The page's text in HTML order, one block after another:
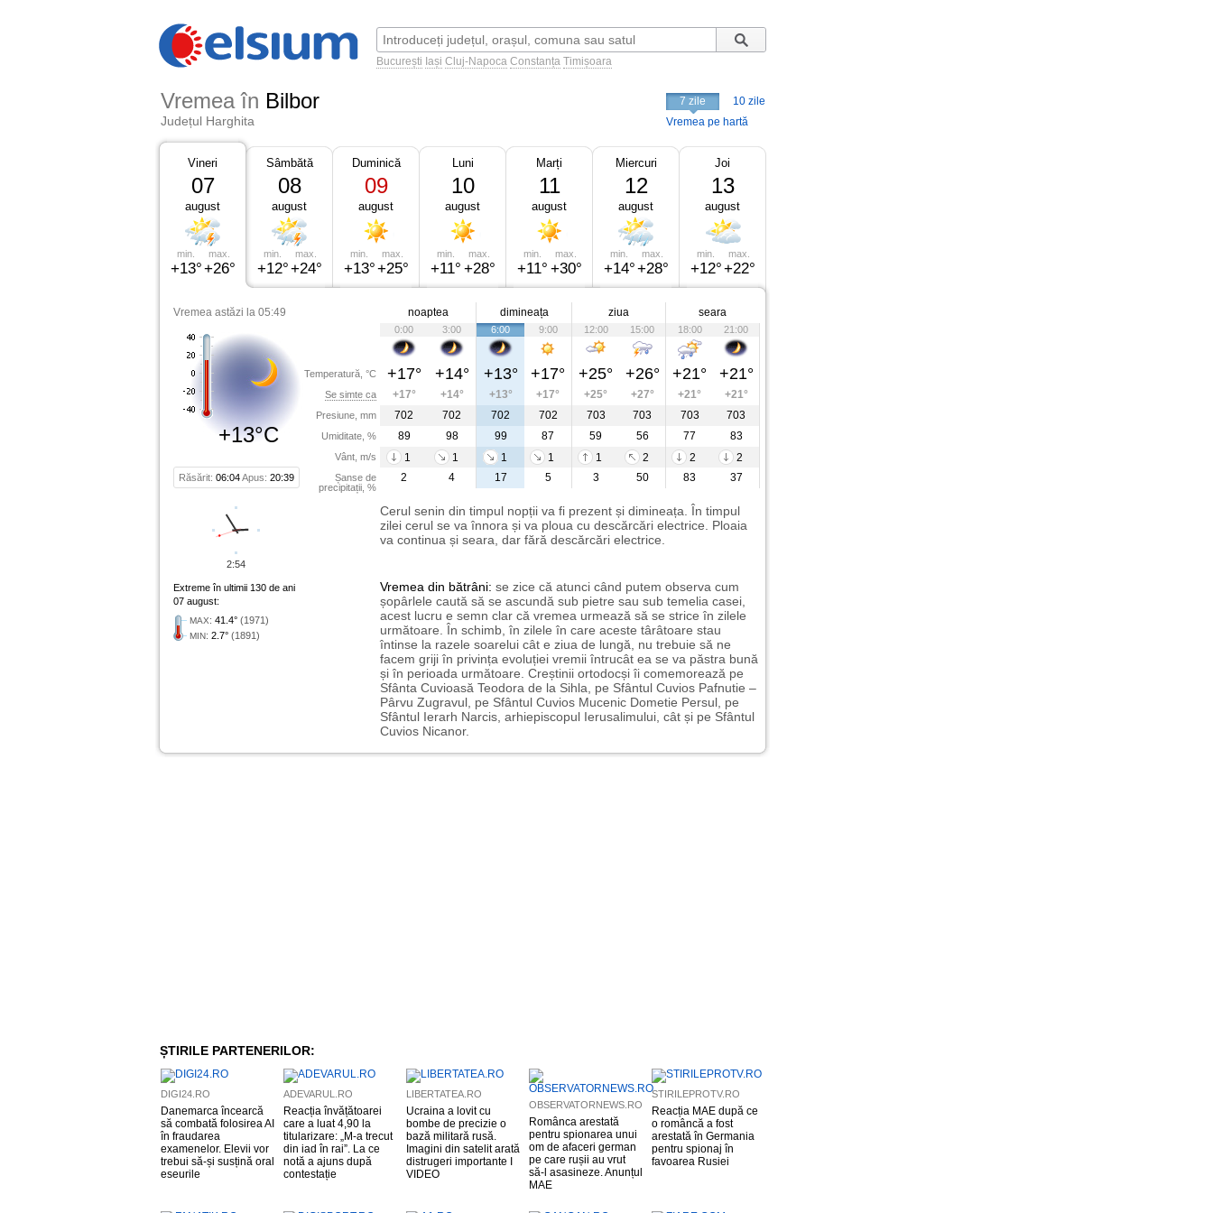
București Iași Cluj-Napoca Constanța Timișoara
Vremea în Bilbor
Județul Harghita
7 zile
10 zile
Vremea pe hartă
Vineri
07
august
min.
+13°
max.
+26°
Sâmbătă
08
august
min.
+12°
max.
+24°
Duminică
09
august
min.
+13°
max.
+25°
Luni
10
august
min.
+11°
max.
+28°
Marți
11
august
min.
+11°
max.
+30°
Miercuri
12
august
min.
+14°
max.
+28°
Joi
13
august
min.
+12°
max.
+22°
Vremea astăzi la 05:49
+13°C
Răsărit: 06:04Apus: 20:39
Temperatură, °C
Se simte ca
Presiune, mm
Umiditate, %
Vânt, m/s
Șanse de
precipitații, %
noaptea dimineața ziua seara
0:00 3:00 6:00 9:00 12:00 15:00 18:00 21:00
+17° +14° +13° +17° +25° +26° +21° +21°
+17° +14° +13° +17° +25° +27° +21°
+21°
702
702 702 702 703 703 703
703
89
98 99 87 59 56 77
83
1
1 1 1 1 2 2
2
2
4 17 5 3 50 83 37
Cerul senin din timpul nopții va fi prezent și dimineața. În timpul
zilei cerul se va înnora și va ploua cu descărcări electrice. Ploaia
va continua și seara, dar fără descărcări electrice.
Extreme în ultimii 130 de ani
07 august:
MAX: 41.4° (1971)
MIN: 2.7° (1891)
Vremea din bătrâni: se zice că atunci când putem observa cum
șopârlele caută să se ascundă sub pietre sau sub temelia casei,
acest lucru e semn clar că vremea urmează să se strice în zilele
următoare. În schimb, în zilele în care aceste târâtoare stau
întinse la razele soarelui cât e ziua de lungă, nu trebuie să ne
facem griji în privința evoluției vremii întrucât ea se va păstra bună
și în perioada următoare. Creștinii ortodocși îi comemorează pe
Sfânta Cuvioasă Teodora de la Sihla, pe Sfântul Cuvios Pafnutie –
Pârvu Zugravul, pe Sfântul Cuvios Mucenic Dometie Persul, pe
Sfântul Ierarh Narcis, arhiepiscopul Ierusalimului, cât și pe Sfântul
Cuvios Nicanor.
2:54
ȘTIRILE PARTENERILOR:
DIGI24.RO
Danemarca încearcă
să combată folosirea AI
în fraudarea
examenelor. Elevii vor
trebui să-și susțină oral
eseurile
ADEVARUL.RO
Reacția învățătoarei
care a luat 4,90 la
titularizare: „M-a trecut
din iad în rai”. La ce
notă a ajuns după
contestație
LIBERTATEA.RO
Ucraina a lovit cu
bombe de precizie o
bază militară rusă.
Imagini din satelit arată
distrugeri importante I
VIDEO
OBSERVATORNEWS.RO
Românca arestată
pentru spionarea unui
om de afaceri german
pe care rușii au vrut
să-l asasineze. Anunțul
MAE
STIRILEPROTV.RO
Reacția MAE după ce
o româncă a fost
arestată în Germania
pentru spionaj în
favoarea Rusiei